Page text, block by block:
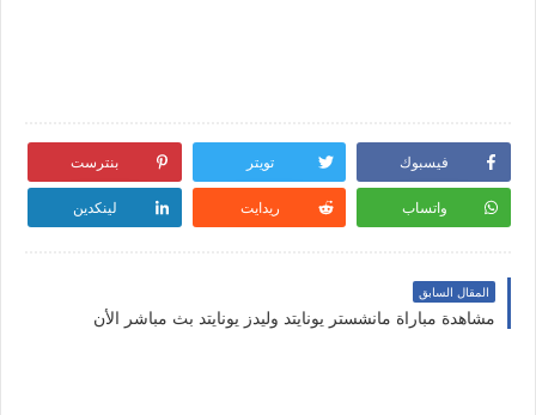
فيسبوك تويتر بنترست
واتساب ريدايت لينكدين
المقال السابق
مشاهدة مباراة مانشستر يونايتد وليدز يونايتد بث مباشر الأن